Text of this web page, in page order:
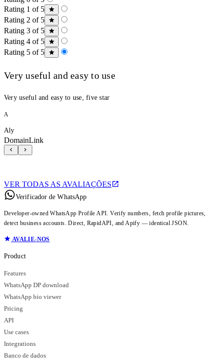
Rating 1 of 5
Rating 2 of 5
Rating 3 of 5
Rating 4 of 5
Rating 5 of 5
Very useful and easy to use
Very useful and easy to use, five star
A
Aly
DomainLink
VER TODAS AS AVALIAÇÕES
Verificador de WhatsApp
Developer-owned WhatsApp Profile API. Verify numbers, fetch profile pictures,
detect business accounts. Direct, RapidAPI, and Apify — identical JSON.
AVALIE-NOS
Product
Features
WhatsApp DP download
WhatsApp bio viewer
Pricing
API
Use cases
Integrations
Banco de dados